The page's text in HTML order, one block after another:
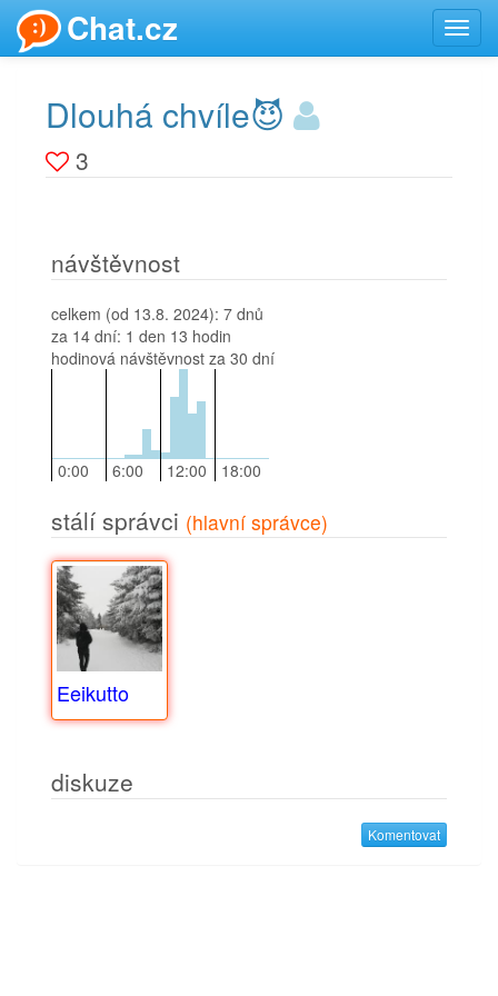
Chat.cz
Dlouhá chvíle😈
3
návštěvnost
celkem (od 13.8. 2024): 7 dnů
za 14 dní: 1 den 13 hodin
hodinová návštěvnost za 30 dní
0:00 6:00 12:00 18:00
stálí správci (hlavní správce)
Eeikutto
diskuze
Komentovat